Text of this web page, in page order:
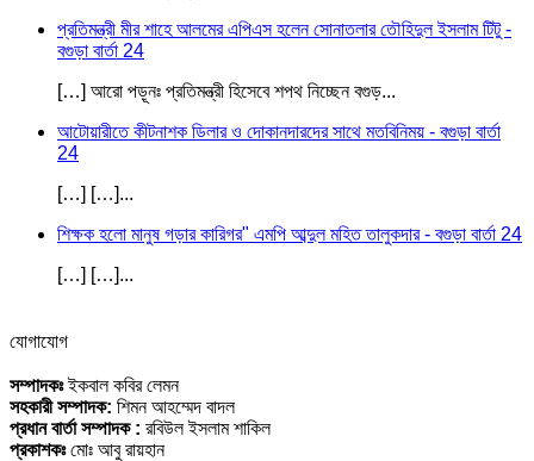
প্রতিমন্ত্রী মীর শাহে আলমের এপিএস হলেন সোনাতলার তৌহিদুল ইসলাম টিটু -
বগুড়া বার্তা 24
[…] আরো পড়ূনঃ প্রতিমন্ত্রী হিসেবে শপথ নিচ্ছেন বগুড়...
আটোয়ারীতে কীটনাশক ডিলার ও দোকানদারদের সাথে মতবিনিময় - বগুড়া বার্তা
24
[…] […]...
শিক্ষক হলো মানুষ গড়ার কারিগর" এমপি আব্দুল মহিত তালুকদার - বগুড়া বার্তা 24
[…] […]...
যোগাযোগ
সম্পাদকঃইকবাল কবির লেমন
সহকারী সম্পাদক: শিমন আহম্মেদ বাদল
প্রধান বার্তা সম্পাদক : রবিউল ইসলাম শাকিল
প্রকাশকঃমোঃ আবু রায়হান